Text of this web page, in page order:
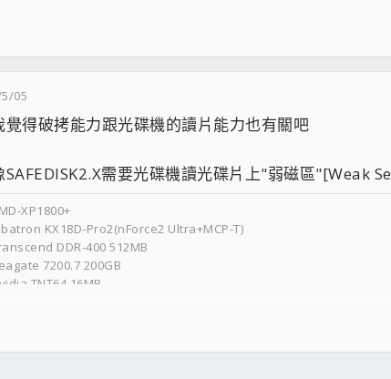
05
覺得破拷能力跟光碟機的讀片能力也有關吧
SAFEDISK2.X需要光碟機讀光碟片上"弱磁區"[Weak
XP1800+
KX18D-Pro2(nForce2 Ultra+MCP-T)
DDR-400 512MB
7200.7 200GB
TNT64 16MB